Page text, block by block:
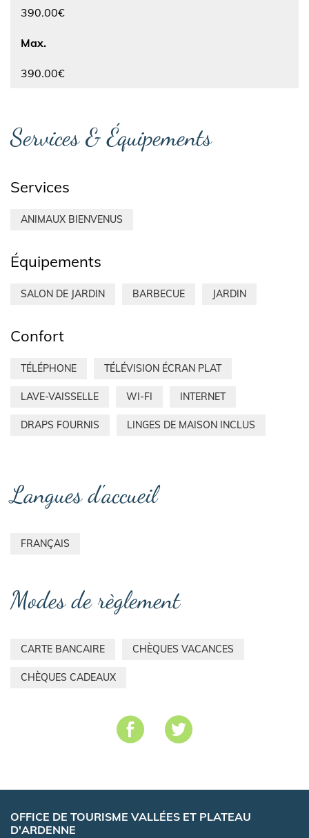
390.00€
Max.
390.00€
Services & Équipements
Services
ANIMAUX BIENVENUS
Équipements
SALON DE JARDIN BARBECUE JARDIN
Confort
TÉLÉPHONE TÉLÉVISION ÉCRAN PLAT
LAVE-VAISSELLE WI-FI INTERNET
DRAPS FOURNIS LINGES DE MAISON INCLUS
Langues d'accueil
FRANÇAIS
Modes de règlement
CARTE BANCAIRE CHÈQUES VACANCES
CHÈQUES CADEAUX
OFFICE DE TOURISME VALLÉES ET PLATEAU
D'ARDENNE